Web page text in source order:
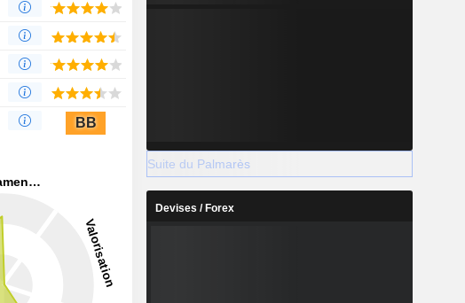
BB
Suite du Palmarès
Devises / Forex